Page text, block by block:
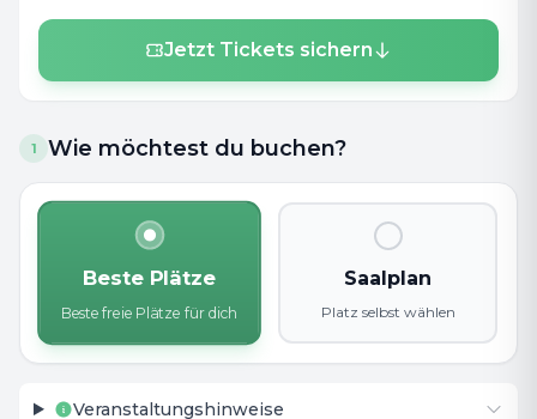
Jetzt Tickets sichern
1 Wie möchtest du buchen?
Beste Plätze
Beste freie Plätze für dich
Saalplan
Platz selbst wählen
Veranstaltungshinweise